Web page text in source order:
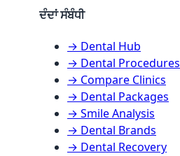
ਦੰਦਾਂ ਸੰਬੰਧੀ
→ Dental Hub
→ Dental Procedures
→ Compare Clinics
→ Dental Packages
→ Smile Analysis
→ Dental Brands
→ Dental Recovery